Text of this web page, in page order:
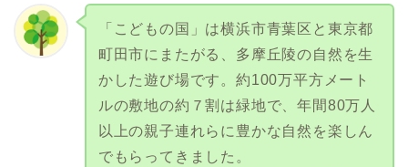
「こどもの国」は横浜市青葉区と東京都
町田市にまたがる、多摩丘陵の自然を生
かした遊び場です。約100万平方メート
ルの敷地の約７割は緑地で、年間80万人
以上の親子連れらに豊かな自然を楽しん
でもらってきました。